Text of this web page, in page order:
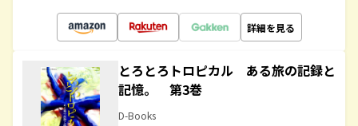
詳細を見る
とろとろトロピカル ある旅の記録と
記憶。 第3巻
D-Books